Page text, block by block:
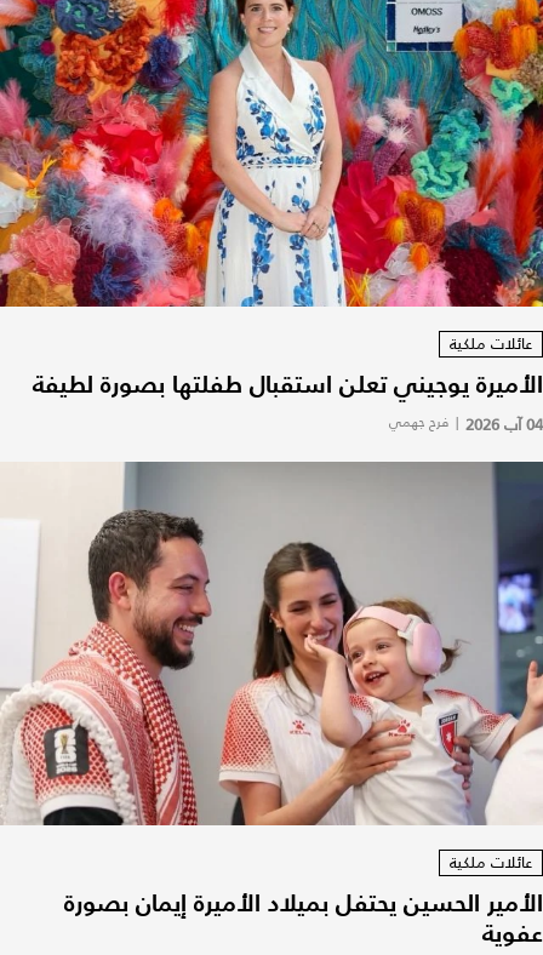
عائلات ملكية
الأميرة يوجيني تعلن استقبال طفلتها بصورة لطيفة
04 آب 2026 | فرح جهمي
عائلات ملكية
الأمير الحسين يحتفل بميلاد الأميرة إيمان بصورة
عفوية